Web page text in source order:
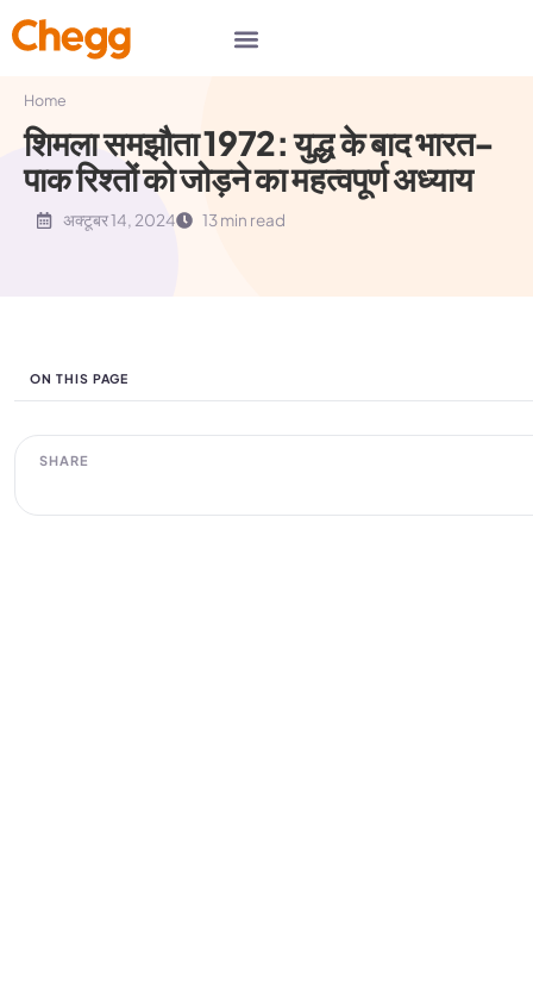
Home
शिमला समझौता 1972: युद्ध के बाद भारत-
पाक रिश्तों को जोड़ने का महत्वपूर्ण अध्याय
अक्टूबर 14, 2024 13 min read
ON THIS PAGE
SHARE